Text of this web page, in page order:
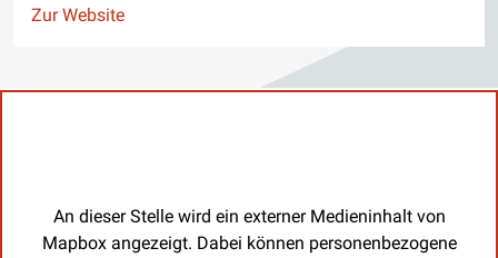
Website
Zur Website
An dieser Stelle wird ein externer Medieninhalt von
Mapbox angezeigt. Dabei können personenbezogene